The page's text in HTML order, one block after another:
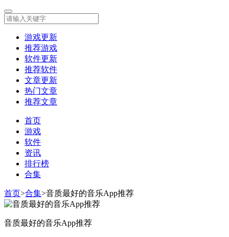
游戏更新
推荐游戏
软件更新
推荐软件
文章更新
热门文章
推荐文章
首页
游戏
软件
资讯
排行榜
合集
首页>合集>音质最好的音乐App推荐
音质最好的音乐App推荐